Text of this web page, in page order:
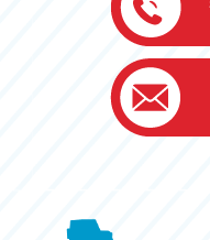
050-5851-
グッドワ
050-5851-
浜北店
050-5851-
（年中無